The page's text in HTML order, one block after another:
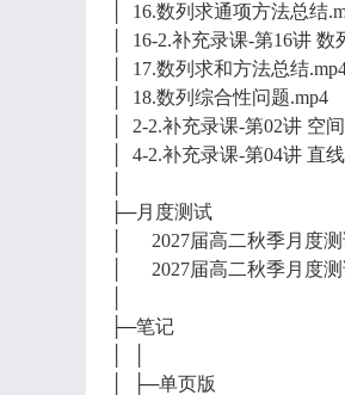
│ 16.数列求通项方法总结
│ 16-2.补充录课-第16讲
│ 17.数列求和方法总结
│ 18.数列综合性问题.mp4
│ 2-2.补充录课-第02讲 空
│ 4-2.补充录课-第04讲 直
├─月度测试
│ 2027届高二秋季月度测
│ 2027届高二秋季月度测
├─笔记
│ ├─单页版